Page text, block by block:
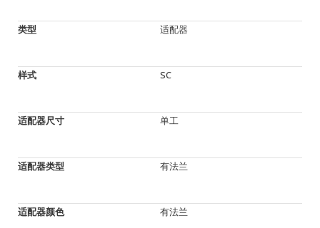
类型 适配器
样式 SC
适配器尺寸 单工
适配器类型 有法兰
适配器颜色 有法兰